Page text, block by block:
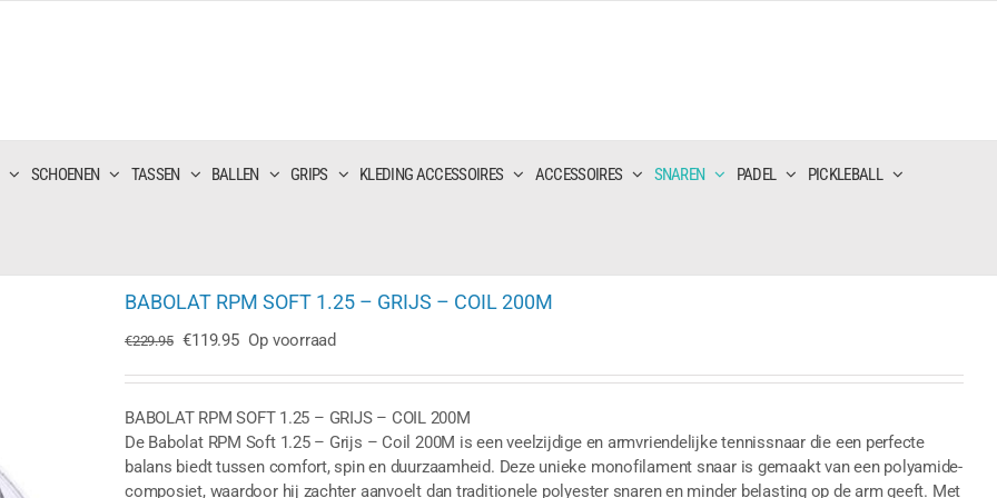
SCHOENEN TASSEN BALLEN GRIPS KLEDING ACCESSOIRES ACCESSOIRES SNAREN PADEL PICKLEBALL
BABOLAT RPM SOFT 1.25 – GRIJS – COIL 200M
€229.95 Oorspronkelijke
was:
€229.95.
€119.95Huidige
is:
€119.95.
Op voorraad
BABOLAT RPM SOFT 1.25 – GRIJS – COIL 200M
De Babolat RPM Soft 1.25 – Grijs – Coil 200M is een veelzijdige en armvriendelijke tennissnaar die een perfecte
balans biedt tussen comfort, spin en duurzaamheid. Deze unieke monofilament snaar is gemaakt van een polyamide-
composiet, waardoor hij zachter aanvoelt dan traditionele polyester snaren en minder belasting op de arm geeft. Met